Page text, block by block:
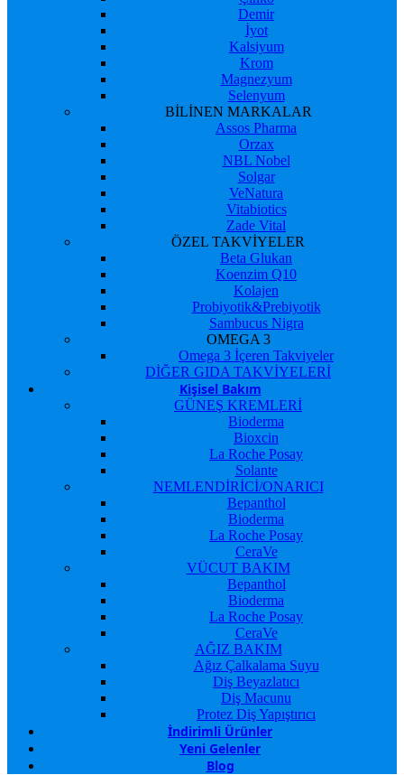
Demir
İyot
Kalsiyum
Krom
Magnezyum
Selenyum
BİLİNEN MARKALAR
Assos Pharma
Orzax
NBL Nobel
Solgar
VeNatura
Vitabiotics
Zade Vital
ÖZEL TAKVİYELER
Beta Glukan
Koenzim Q10
Kolajen
Probiyotik&Prebiyotik
Sambucus Nigra
OMEGA 3
Omega 3 İçeren Takviyeler
DİĞER GIDA TAKVİYELERİ
Kişisel Bakım
GÜNEŞ KREMLERİ
Bioderma
Bioxcin
La Roche Posay
Solante
NEMLENDİRİCİ/ONARICI
Bepanthol
Bioderma
La Roche Posay
CeraVe
VÜCUT BAKIM
Bepanthol
Bioderma
La Roche Posay
CeraVe
AĞIZ BAKIM
Ağız Çalkalama Suyu
Diş Beyazlatıcı
Diş Macunu
Protez Diş Yapıştırıcı
İndirimli Ürünler
Yeni Gelenler
Blog